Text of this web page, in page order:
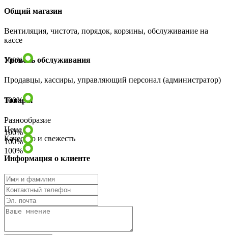
Общий магазин
Вентиляция, чистота, порядок, корзины, обслуживание на
кассе
100%
Уровень обслуживания
Продавцы, кассиры, управляющий персонал (администратор)
100%
Товары
Разнообразие
100%
Цена
100%
Качество и свежесть
100%
Информация о клиенте